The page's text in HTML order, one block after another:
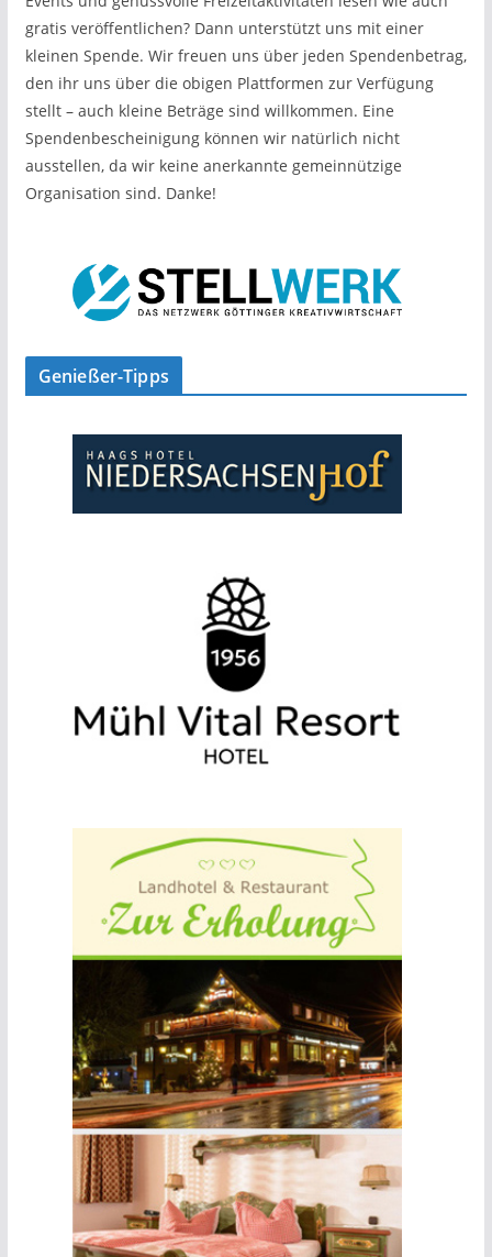
gratis veröffentlichen? Dann unterstützt uns mit einer
kleinen Spende. Wir freuen uns über jeden Spendenbetrag,
den ihr uns über die obigen Plattformen zur Verfügung
stellt – auch kleine Beträge sind willkommen. Eine
Spendenbescheinigung können wir natürlich nicht
ausstellen, da wir keine anerkannte gemeinnützige
Organisation sind. Danke!
Genießer-Tipps